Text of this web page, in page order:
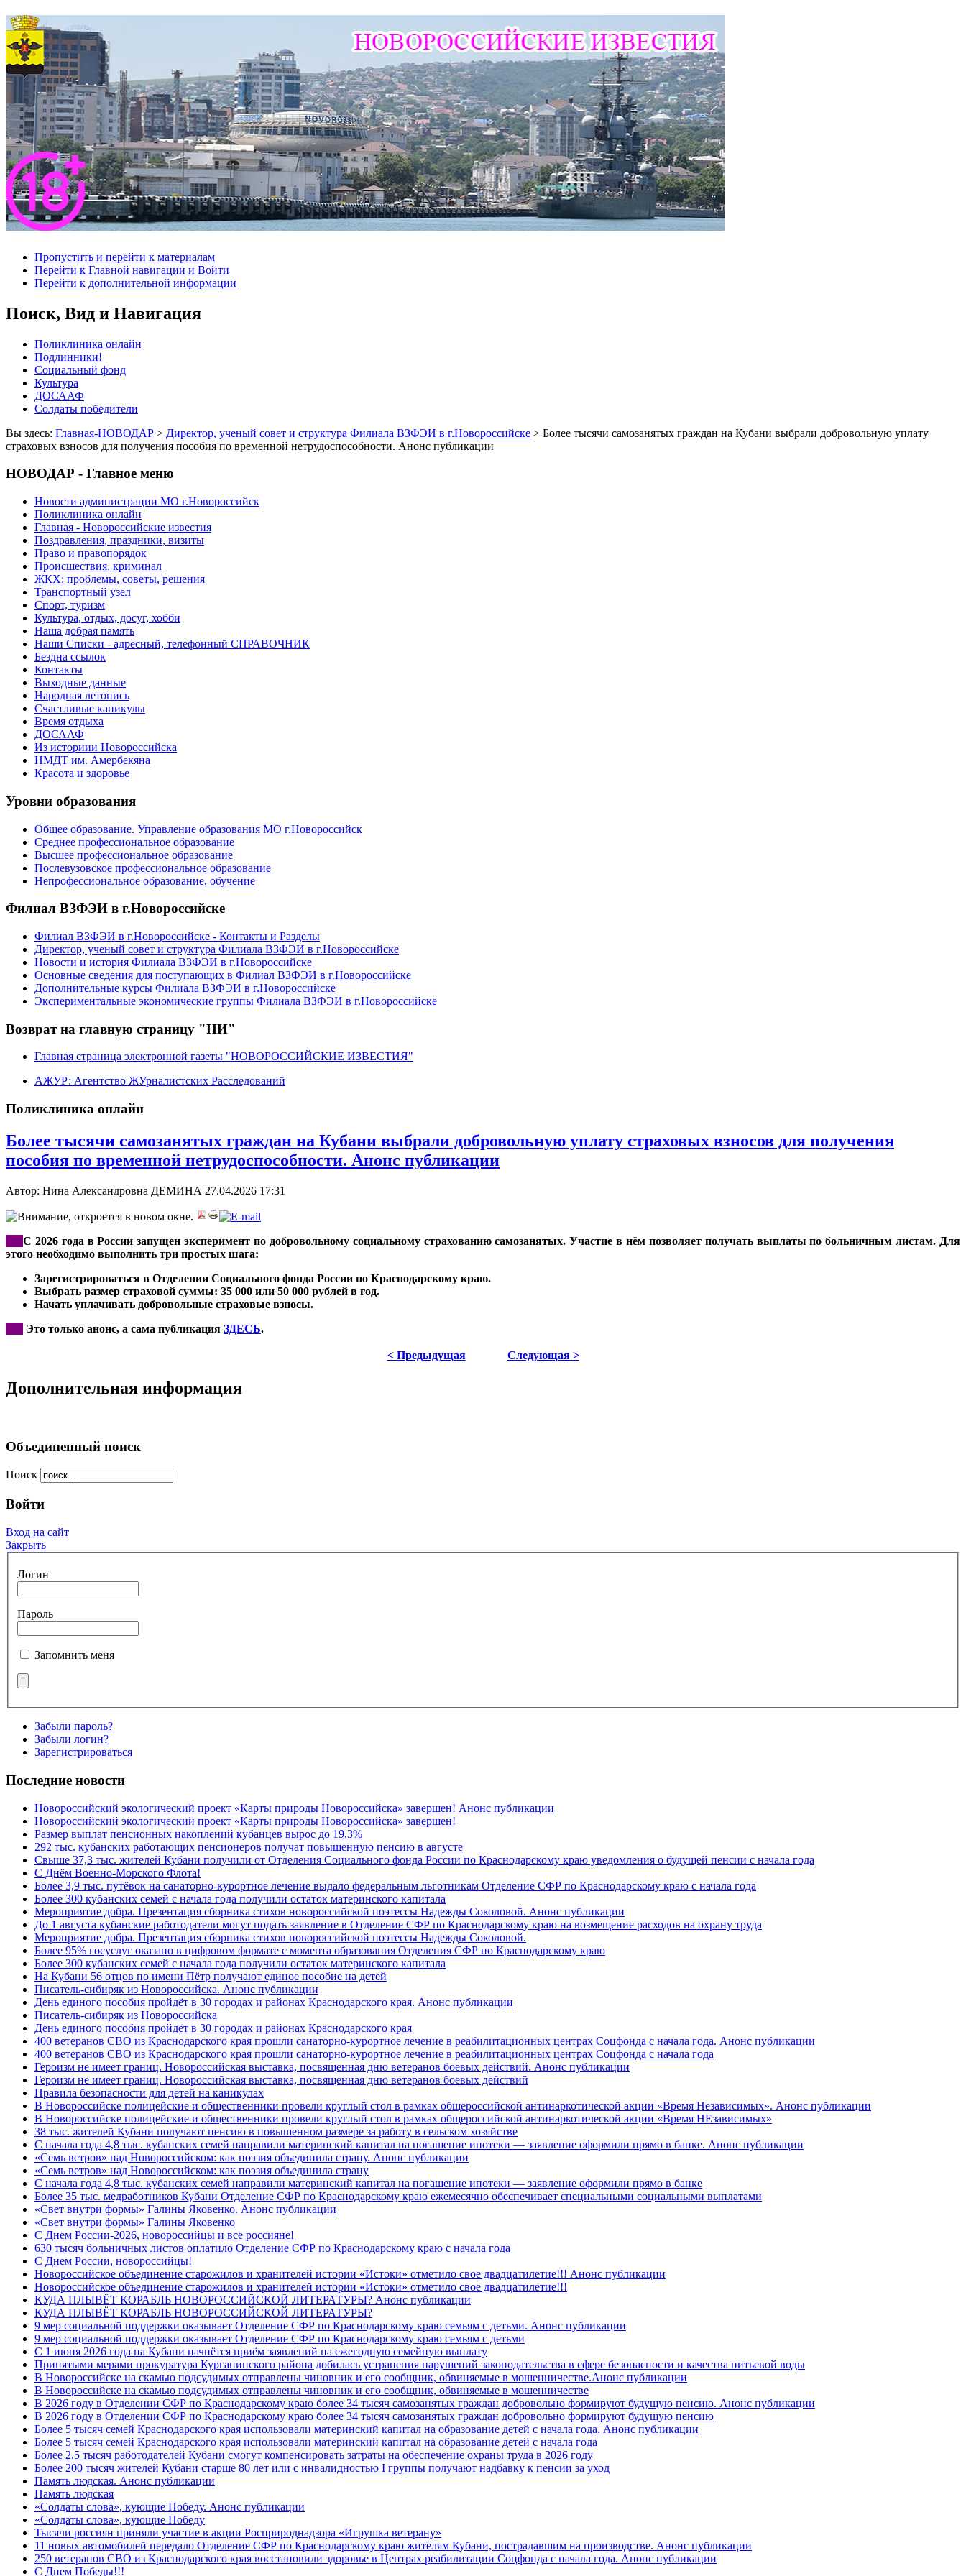
Пропустить и перейти к материалам
Перейти к Главной навигации и Войти
Перейти к дополнительной информации
Поиск, Вид и Навигация
Поликлиника онлайн
Подлинники!
Социальный фонд
Культура
ДОСААФ
Солдаты победители
Вы здесь: Главная-НОВОДАР > Директор, ученый совет и структура Филиала ВЗФЭИ в г.Новороссийске > Более тысячи самозанятых граждан на Кубани выбрали добровольную уплату
страховых взносов для получения пособия по временной нетрудоспособности. Анонс публикации
НОВОДАР - Главное меню
Новости администрации МО г.Новороссийск
Поликлиника онлайн
Главная - Новороссийские известия
Поздравления, праздники, визиты
Право и правопорядок
Происшествия, криминал
ЖКХ: проблемы, советы, решения
Транспортный узел
Спорт, туризм
Культура, отдых, досуг, хобби
Наша добрая память
Наши Списки - адресный, телефонный СПРАВОЧНИК
Бездна ссылок
Контакты
Выходные данные
Народная летопись
Счастливые каникулы
Время отдыха
ДОСААФ
Из историии Новороссийска
НМДТ им. Амербекяна
Красота и здоровье
Уровни образования
Общее образование. Управление образования МО г.Новороссийск
Среднее профессиональное образование
Высшее профессиональное образование
Послевузовское профессиональное образование
Непрофессиональное образование, обучение
Филиал ВЗФЭИ в г.Новороссийске
Филиал ВЗФЭИ в г.Новороссийске - Контакты и Разделы
Директор, ученый совет и структура Филиала ВЗФЭИ в г.Новороссийске
Новости и история Филиала ВЗФЭИ в г.Новороссийске
Основные сведения для поступающих в Филиал ВЗФЭИ в г.Новороссийске
Дополнительные курсы Филиала ВЗФЭИ в г.Новороссийске
Экспериментальные экономические группы Филиала ВЗФЭИ в г.Новороссийске
Возврат на главную страницу "НИ"
Главная страница электронной газеты "НОВОРОССИЙСКИЕ ИЗВЕСТИЯ"
АЖУР: Агентство ЖУрналистских Расследований
Поликлиника онлайн
Более тысячи самозанятых граждан на Кубани выбрали добровольную уплату страховых взносов для получения
пособия по временной нетрудоспособности. Анонс публикации
Автор: Нина Александровна ДЕМИНА 27.04.2026 17:31
С 2026 года в России запущен эксперимент по добровольному социальному страхованию самозанятых. Участие в нём позволяет получать выплаты по больничным листам. Для
этого необходимо выполнить три простых шага:
Зарегистрироваться в Отделении Социального фонда России по Краснодарскому краю.
Выбрать размер страховой суммы: 35 000 или 50 000 рублей в год.
Начать уплачивать добровольные страховые взносы.
Это только анонс, а сама публикация ЗДЕСЬ.
< Предыдущая Следующая >
Дополнительная информация
Объединенный поиск
Поиск
Войти
Вход на сайт
Закрыть
Логин
Пароль
Запомнить меня
Забыли пароль?
Забыли логин?
Зарегистрироваться
Последние новости
Новороссийский экологический проект «Карты природы Новороссийска» завершен! Анонс публикации
Новороссийский экологический проект «Карты природы Новороссийска» завершен!
Размер выплат пенсионных накоплений кубанцев вырос до 19,3%
292 тыс. кубанских работающих пенсионеров получат повышенную пенсию в августе
Свыше 37,3 тыс. жителей Кубани получили от Отделения Социального фонда России по Краснодарскому краю уведомления о будущей пенсии с начала года
C Днём Военно-Морского Флота!
Более 3,9 тыс. путёвок на санаторно-курортное лечение выдало федеральным льготникам Отделение СФР по Краснодарскому краю с начала года
Более 300 кубанских семей с начала года получили остаток материнского капитала
Мероприятие добра. Презентация сборника стихов новороссийской поэтессы Надежды Соколовой. Анонс публикации
До 1 августа кубанские работодатели могут подать заявление в Отделение СФР по Краснодарскому краю на возмещение расходов на охрану труда
Мероприятие добра. Презентация сборника стихов новороссийской поэтессы Надежды Соколовой.
Более 95% госуслуг оказано в цифровом формате с момента образования Отделения СФР по Краснодарскому краю
Более 300 кубанских семей с начала года получили остаток материнского капитала
На Кубани 56 отцов по имени Пётр получают единое пособие на детей
Писатель-сибиряк из Новороссийска. Анонс публикации
День единого пособия пройдёт в 30 городах и районах Краснодарского края. Анонс публикации
Писатель-сибиряк из Новороссийска
День единого пособия пройдёт в 30 городах и районах Краснодарского края
400 ветеранов СВО из Краснодарского края прошли санаторно-курортное лечение в реабилитационных центрах Соцфонда с начала года. Анонс публикации
400 ветеранов СВО из Краснодарского края прошли санаторно-курортное лечение в реабилитационных центрах Соцфонда с начала года
Героизм не имеет границ. Новороссийская выставка, посвященная дню ветеранов боевых действий. Анонс публикации
Героизм не имеет границ. Новороссийская выставка, посвященная дню ветеранов боевых действий
Правила безопасности для детей на каникулах
В Новороссийске полицейские и общественники провели круглый стол в рамках общероссийской антинаркотической акции «Время Независимых». Анонс публикации
В Новороссийске полицейские и общественники провели круглый стол в рамках общероссийской антинаркотической акции «Время НЕзависимых»
38 тыс. жителей Кубани получают пенсию в повышенном размере за работу в сельском хозяйстве
С начала года 4,8 тыс. кубанских семей направили материнский капитал на погашение ипотеки — заявление оформили прямо в банке. Анонс публикации
«Семь ветров» над Новороссийском: как поэзия объединила страну. Анонс публикации
«Семь ветров» над Новороссийском: как поэзия объединила страну
С начала года 4,8 тыс. кубанских семей направили материнский капитал на погашение ипотеки — заявление оформили прямо в банке
Более 35 тыс. медработников Кубани Отделение СФР по Краснодарскому краю ежемесячно обеспечивает специальными социальными выплатами
«Свет внутри формы» Галины Яковенко. Анонс публикации
«Свет внутри формы» Галины Яковенко
C Днем России-2026, новороссийцы и все россияне!
630 тысяч больничных листов оплатило Отделение СФР по Краснодарскому краю с начала года
C Днем России, новороссийцы!
Новороссийское объединение старожилов и хранителей истории «Истоки» отметило свое двадцатилетие!!! Анонс публикации
Новороссийское объединение старожилов и хранителей истории «Истоки» отметило свое двадцатилетие!!!
КУДА ПЛЫВЁТ КОРАБЛЬ НОВОРОССИЙСКОЙ ЛИТЕРАТУРЫ? Анонс публикации
КУДА ПЛЫВЁТ КОРАБЛЬ НОВОРОССИЙСКОЙ ЛИТЕРАТУРЫ?
9 мер социальной поддержки оказывает Отделение СФР по Краснодарскому краю семьям с детьми. Анонс публикации
9 мер социальной поддержки оказывает Отделение СФР по Краснодарскому краю семьям с детьми
С 1 июня 2026 года на Кубани начнётся приём заявлений на ежегодную семейную выплату
Принятыми мерами прокуратура Курганинского района добилась устранения нарушений законодательства в сфере безопасности и качества питьевой воды
В Новороссийске на скамью подсудимых отправлены чиновник и его сообщник, обвиняемые в мошенничестве.Анонс публикации
В Новороссийске на скамью подсудимых отправлены чиновник и его сообщник, обвиняемые в мошенничестве
В 2026 году в Отделении СФР по Краснодарскому краю более 34 тысяч самозанятых граждан добровольно формируют будущую пенсию. Анонс публикации
В 2026 году в Отделении СФР по Краснодарскому краю более 34 тысяч самозанятых граждан добровольно формируют будущую пенсию
Более 5 тысяч семей Краснодарского края использовали материнский капитал на образование детей с начала года. Анонс публикации
Более 5 тысяч семей Краснодарского края использовали материнский капитал на образование детей с начала года
Более 2,5 тысяч работодателей Кубани смогут компенсировать затраты на обеспечение охраны труда в 2026 году
Более 200 тысяч жителей Кубани старше 80 лет или с инвалидностью I группы получают надбавку к пенсии за уход
Память людская. Анонс публикации
Память людская
«Солдаты слова», кующие Победу. Анонс публикации
«Солдаты слова», кующие Победу
Тысячи россиян приняли участие в акции Росприроднадзора «Игрушка ветерану»
11 новых автомобилей передало Отделение СФР по Краснодарскому краю жителям Кубани, пострадавшим на производстве. Анонс публикации
250 ветеранов СВО из Краснодарского края восстановили здоровье в Центрах реабилитации Соцфонда с начала года. Анонс публикации
С Днем Победы!!!